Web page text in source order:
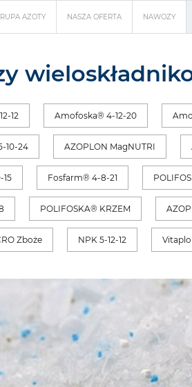
AZOTY NASZA OFERTA NAWOZY
12 Amofoska® 4-12-20
10-24 AZOPLON MagNUTRI
15 Fosfarm® 4-8-21
POLIFOSKA® KRZEM
Zboże NPK 5-12-12